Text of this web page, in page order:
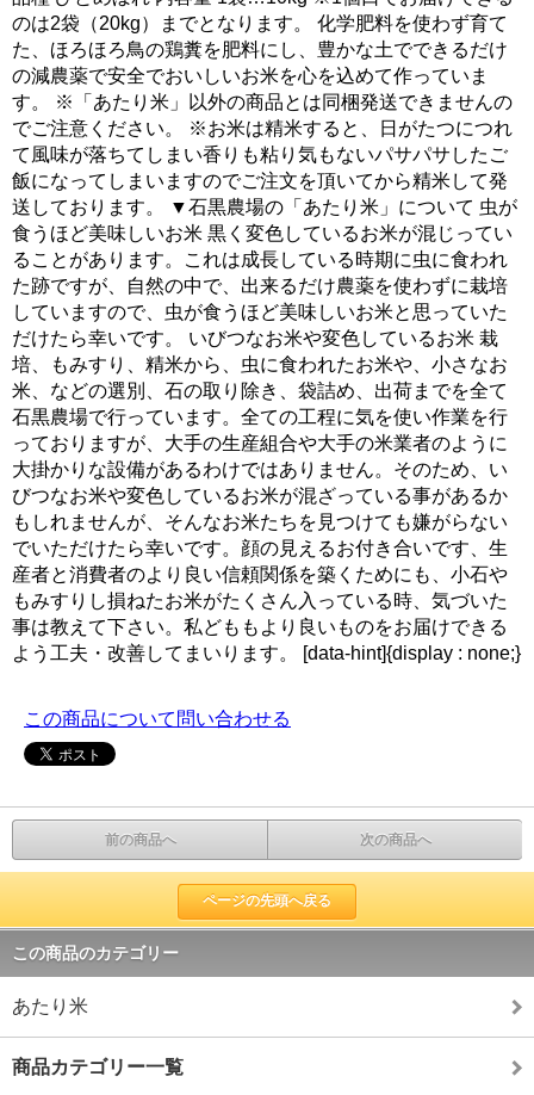
のは2袋（20kg）までとなります。 化学肥料を使わず育て
た、ほろほろ鳥の鶏糞を肥料にし、豊かな土でできるだけ
の減農薬で安全でおいしいお米を心を込めて作っていま
す。 ※「あたり米」以外の商品とは同梱発送できませんの
でご注意ください。 ※お米は精米すると、日がたつにつれ
て風味が落ちてしまい香りも粘り気もないパサパサしたご
飯になってしまいますのでご注文を頂いてから精米して発
送しております。 ▼石黒農場の「あたり米」について 虫が
食うほど美味しいお米 黒く変色しているお米が混じってい
ることがあります。これは成長している時期に虫に食われ
た跡ですが、自然の中で、出来るだけ農薬を使わずに栽培
していますので、虫が食うほど美味しいお米と思っていた
だけたら幸いです。 いびつなお米や変色しているお米 栽
培、もみすり、精米から、虫に食われたお米や、小さなお
米、などの選別、石の取り除き、袋詰め、出荷までを全て
石黒農場で行っています。全ての工程に気を使い作業を行
っておりますが、大手の生産組合や大手の米業者のように
大掛かりな設備があるわけではありません。そのため、い
びつなお米や変色しているお米が混ざっている事があるか
もしれませんが、そんなお米たちを見つけても嫌がらない
でいただけたら幸いです。顔の見えるお付き合いです、生
産者と消費者のより良い信頼関係を築くためにも、小石や
もみすりし損ねたお米がたくさん入っている時、気づいた
事は教えて下さい。私どももより良いものをお届けできる
よう工夫・改善してまいります。 [data-hint]{display : none;}
この商品について問い合わせる
前の商品へ 次の商品へ
ページの先頭へ戻る
この商品のカテゴリー
あたり米
商品カテゴリー一覧